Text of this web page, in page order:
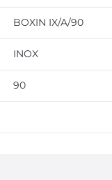
BOXIN IX/A/90
INOX
90